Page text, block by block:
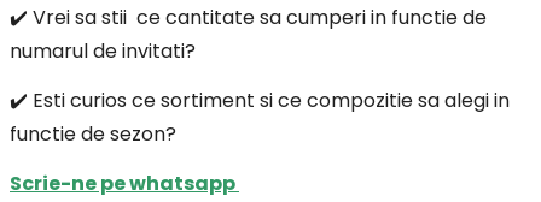
✔️ Vrei sa stii ce cantitate sa cumperi in functie de
numarul de invitati?
✔️ Esti curios ce sortiment si ce compozitie sa alegi in
functie de sezon?
Scrie-ne pe whatsapp